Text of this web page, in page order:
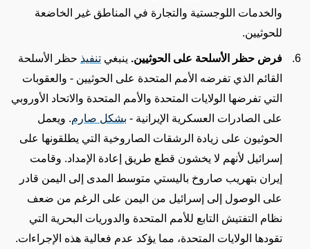
والخدمات اللوجستية والتجارة في المناطق غير الخاضعة
للحوثيين.
فرض حظر الأسلحة على الحوثيين. ينبغي تنفيذ حظر الأسلحة
القائم الذي تفرضه الأمم المتحدة على الحوثيين - والعقوبات
التي تفرضها الولايات المتحدة والأمم المتحدة والاتحاد الأوروبي
على الصادرات العسكرية الإيرانية - بشكل صارم. ويعمل
الحوثيون على زيادة الرشقات الصاروخية التي يطلقونها على
إسرائيل لأنهم لا يخشون قطع طريق إعادة الإمداد. وقامت
إيران بتهريب صاروخ باليستي متوسط المدى إلى اليمن قادر
على الوصول إلى إسرائيل من اليمن على الرغم من ضعف
نظام التفتيش التابع للأمم المتحدة والدوريات البحرية التي
تقودها الولايات المتحدة، مما يؤكد عدم فعالية هذه الإجراءات.